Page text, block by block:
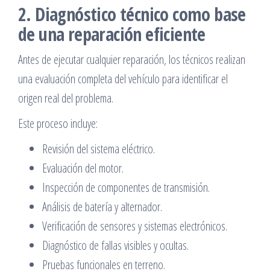
2. Diagnóstico técnico como base
de una reparación eficiente
Antes de ejecutar cualquier reparación, los técnicos realizan
una evaluación completa del vehículo para identificar el
origen real del problema.
Este proceso incluye:
Revisión del sistema eléctrico.
Evaluación del motor.
Inspección de componentes de transmisión.
Análisis de batería y alternador.
Verificación de sensores y sistemas electrónicos.
Diagnóstico de fallas visibles y ocultas.
Pruebas funcionales en terreno.